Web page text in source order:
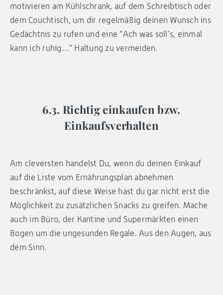
motivieren am Kühlschrank, auf dem Schreibtisch oder
dem Couchtisch, um dir regelmäßig deinen Wunsch ins
Gedächtnis zu rufen und eine “Ach was soll’s, einmal
kann ich ruhig…” Haltung zu vermeiden.
6.3. Richtig einkaufen bzw.
Einkaufsverhalten
Am cleversten handelst Du, wenn du deinen Einkauf
auf die Liste vom Ernährungsplan abnehmen
beschränkst, auf diese Weise hast du gar nicht erst die
Möglichkeit zu zusätzlichen Snacks zu greifen. Mache
auch im Büro, der Kantine und Supermärkten einen
Bogen um die ungesunden Regale. Aus den Augen, aus
dem Sinn.